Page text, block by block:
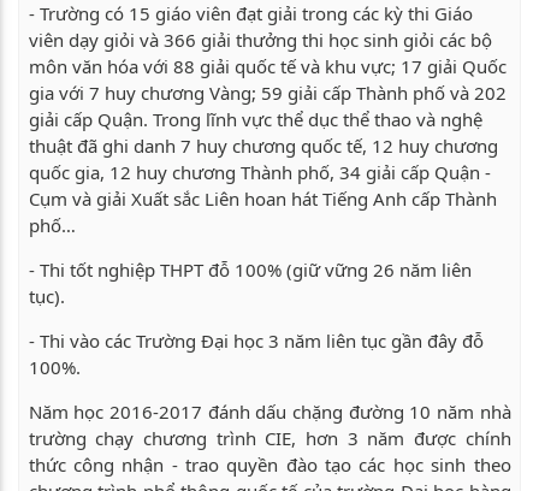
- Trường có 15 giáo viên đạt giải trong các kỳ thi Giáo
viên dạy giỏi và 366 giải thưởng thi học sinh giỏi các bộ
môn văn hóa với 88 giải quốc tế và khu vực; 17 giải Quốc
gia với 7 huy chương Vàng; 59 giải cấp Thành phố và 202
giải cấp Quận. Trong lĩnh vực thể dục thể thao và nghệ
thuật đã ghi danh 7 huy chương quốc tế, 12 huy chương
quốc gia, 12 huy chương Thành phố, 34 giải cấp Quận -
Cụm và giải Xuất sắc Liên hoan hát Tiếng Anh cấp Thành
phố…
- Thi tốt nghiệp THPT đỗ 100% (giữ vững 26 năm liên
tục).
- Thi vào các Trường Đại học 3 năm liên tục gần đây đỗ
100%.
Năm học 2016-2017 đánh dấu chặng đường 10 năm nhà
trường chạy chương trình CIE, hơn 3 năm được chính
thức công nhận - trao quyền đào tạo các học sinh theo